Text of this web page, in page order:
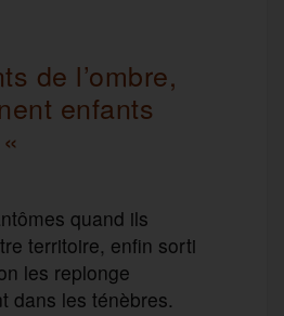
de l’ombre,
enfants
quand ils
territoire, enfin sorti
les replonge
dans les ténèbres.